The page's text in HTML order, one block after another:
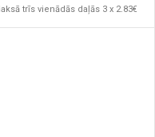
trīs vienādās daļās 3 x 2.83€